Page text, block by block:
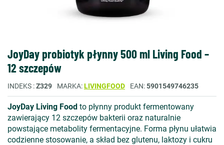
JoyDay probiotyk płynny 500 ml Living Food –
12 szczepów
INDEKS Z329 MARKA LIVINGFOOD EAN 5901549746235
JoyDay Living Food to płynny produkt fermentowany
zawierający 12 szczepów bakterii oraz naturalnie
powstające metabolity fermentacyjne. Forma płynu ułatwia
codzienne stosowanie, a skład bez glutenu, laktozy i cukru